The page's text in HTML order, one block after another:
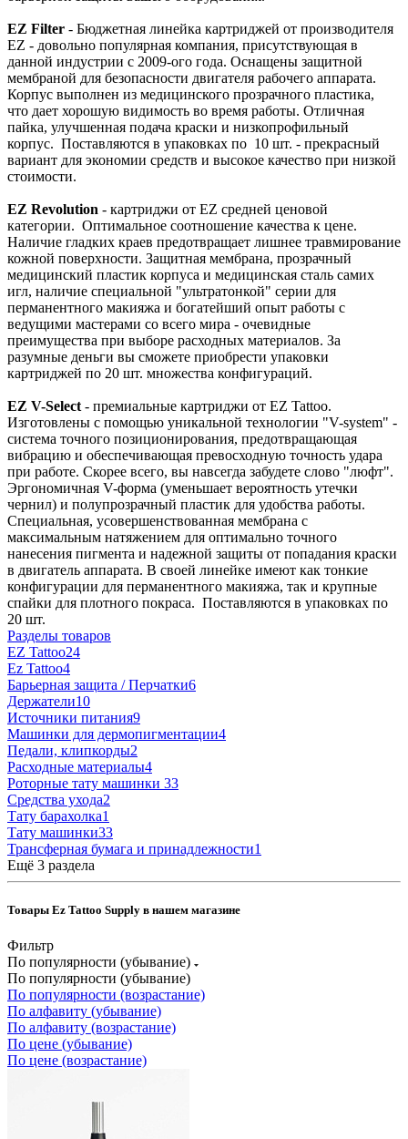
EZ Filter - Бюджетная линейка картриджей от производителя
EZ - довольно популярная компания, присутствующая в
данной индустрии с 2009-ого года. Оснащены защитной
мембраной для безопасности двигателя рабочего аппарата.
Корпус выполнен из медицинского прозрачного пластика,
что дает хорошую видимость во время работы. Отличная
пайка, улучшенная подача краски и низкопрофильный
корпус. Поставляются в упаковках по 10 шт. - прекрасный
вариант для экономии средств и высокое качество при низкой
стоимости.
EZ Revolution - картриджи от EZ средней ценовой
категории. Оптимальное соотношение качества к цене.
Наличие гладких краев предотвращает лишнее травмирование
кожной поверхности. Защитная мембрана, прозрачный
медицинский пластик корпуса и медицинская сталь самих
игл, наличие специальной "ультратонкой" серии для
перманентного макияжа и богатейший опыт работы с
ведущими мастерами со всего мира - очевидные
преимущества при выборе расходных материалов. За
разумные деньги вы сможете приобрести упаковки
картриджей по 20 шт. множества конфигураций.
EZ V-Select - премиальные картриджи от EZ Tattoo.
Изготовлены с помощью уникальной технологии "V-system" -
система точного позиционирования, предотвращающая
вибрацию и обеспечивающая превосходную точность удара
при работе. Скорее всего, вы навсегда забудете слово "люфт".
Эргономичная V-форма (уменьшает вероятность утечки
чернил) и полупрозрачный пластик для удобства работы.
Специальная, усовершенствованная мембрана с
максимальным натяжением для оптимально точного
нанесения пигмента и надежной защиты от попадания краски
в двигатель аппарата. В своей линейке имеют как тонкие
конфигурации для перманентного макияжа, так и крупные
спайки для плотного покраса. Поставляются в упаковках по
20 шт.
Разделы товаров
EZ Tattoo24
Ez Tattoo4
Барьерная защита / Перчатки6
Держатели10
Источники питания9
Машинки для дермопигментации4
Педали, клипкорды2
Расходные материалы4
Роторные тату машинки 33
Средства ухода2
Тату барахолка1
Тату машинки33
Трансферная бумага и принадлежности1
Ещё 3 раздела
Товары Ez Tattoo Supply в нашем магазине
Фильтр
По популярности (убывание)
По популярности (убывание)
По популярности (возрастание)
По алфавиту (убывание)
По алфавиту (возрастание)
По цене (убывание)
По цене (возрастание)